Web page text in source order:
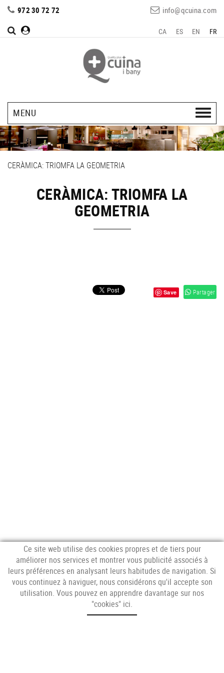
972 30 72 72 info@qcuina.com
CA ES EN FR
MENU
CERÀMICA: TRIOMFA LA GEOMETRIA
CERÀMICA: TRIOMFA LA
GEOMETRIA
Save Partager
SUIVEZ-NOUS
Ce site web utilise des cookies propres et de tiers pour
améliorer nos services et montrer vous publicité associés à
leurs préférences en analysant leurs habitudes de navigation. Si
vous continuez à naviguer, nous considérons qu'il accepte son
utilisation. Vous pouvez en apprendre davantage sur nos
"cookies" ici.